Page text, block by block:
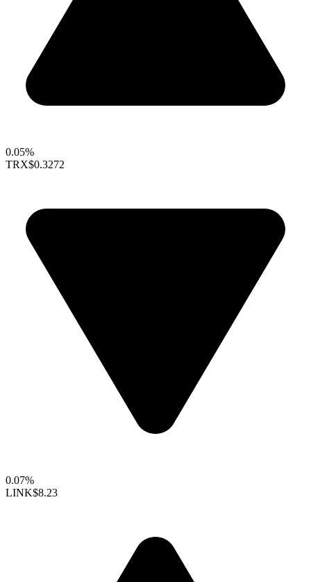
0.05%
TRX$0.3272
0.07%
LINK$8.23